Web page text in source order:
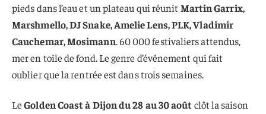
pieds dans l’eau et un plateau qui réunitMartin Garrix,
Marshmello, DJ Snake, Amelie Lens, PLK, Vladimir
Cauchemar, Mosimann. 60 000 festivaliers attendus,
mer en toile de fond. Le genre d’événement qui fait
oublier que la rentrée est dans trois semaines.
LeGolden Coast à Dijon du 28 au 30 août clôt la saison